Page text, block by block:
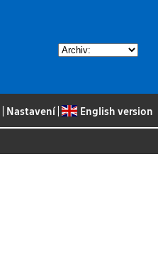
Nastavení| English version